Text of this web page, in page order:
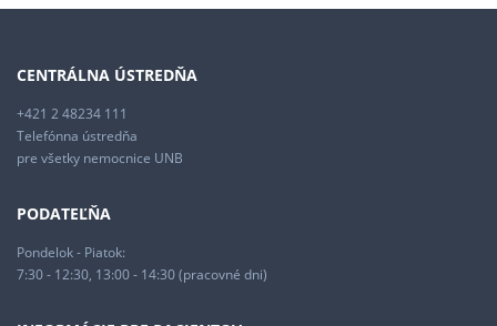
CENTRÁLNA ÚSTREDŇA
+421 2 48234 111
Telefónna ústredňa
pre všetky nemocnice UNB
PODATEĽŇA
Pondelok - Piatok:
7:30 - 12:30, 13:00 - 14:30 (pracovné dni)